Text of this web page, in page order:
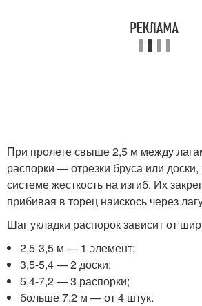
При пролете свыше 2,5 м между
распорки — отрезки бруса или
системе жесткость на изгиб. Их
прибивая в торец наискось через
Шаг укладки распорок зависит от
2,5-3,5 м — 1 элемент;
3,5-5,4 — 2 доски;
5,4-7,2 — 3 распорки;
больше 7,2 м — от 4 штук.